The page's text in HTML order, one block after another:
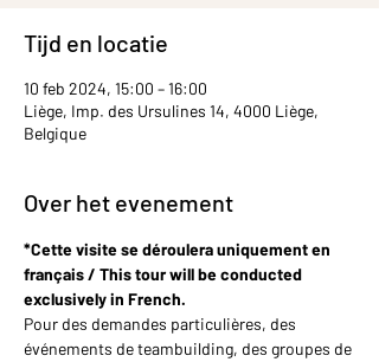
Tijd en locatie
10 feb 2024, 15:00 – 16:00
Liège, Imp. des Ursulines 14, 4000 Liège,
Belgique
Over het evenement
*Cette visite se déroulera uniquement en
français / This tour will be conducted
exclusively in French.
Pour des demandes particulières, des
événements de teambuilding, des groupes de